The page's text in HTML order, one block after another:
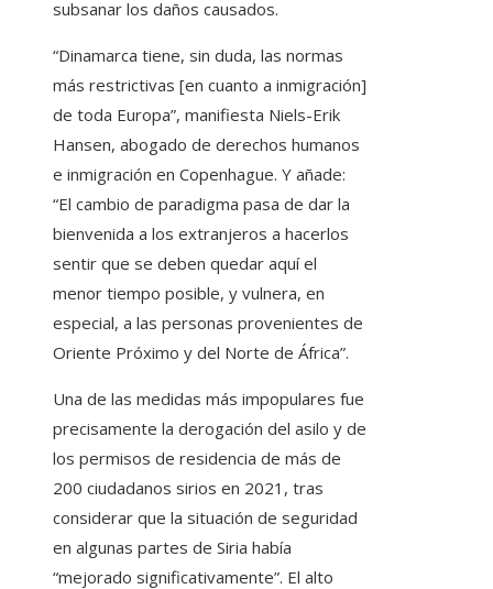
subsanar los daños causados.
“Dinamarca tiene, sin duda, las normas
más restrictivas [en cuanto a inmigración]
de toda Europa”, manifiesta Niels-Erik
Hansen, abogado de derechos humanos
e inmigración en Copenhague. Y añade:
“El cambio de paradigma pasa de dar la
bienvenida a los extranjeros a hacerlos
sentir que se deben quedar aquí el
menor tiempo posible, y vulnera, en
especial, a las personas provenientes de
Oriente Próximo y del Norte de África”.
Una de las medidas más impopulares fue
precisamente la derogación del asilo y de
los permisos de residencia de más de
200 ciudadanos sirios en 2021, tras
considerar que la situación de seguridad
en algunas partes de Siria había
“mejorado significativamente”. El alto